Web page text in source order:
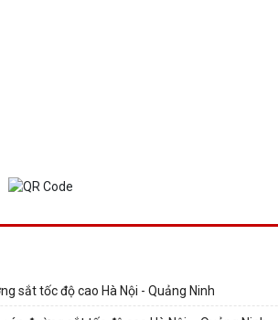
sắt tốc độ cao Hà Nội - Quảng Ninh